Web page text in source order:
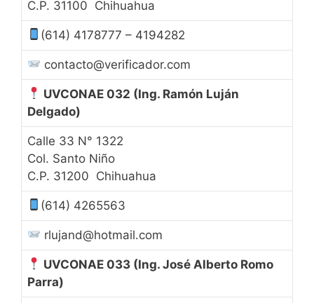
C.P. 31100 Chihuahua
(614) 4178777 – 4194282
contacto@verificador.com
UVCONAE 032 (Ing. Ramón Luján
Delgado)
Calle 33 N° 1322
Col. Santo Niño
C.P. 31200 Chihuahua
(614) 4265563
rlujand@hotmail.com
UVCONAE 033 (Ing. José Alberto Romo
Parra)